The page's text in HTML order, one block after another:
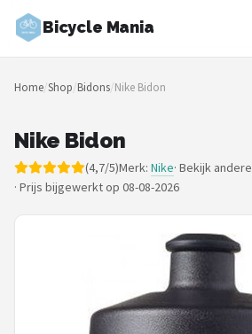
Bicycle Mania
Zoeken
NAVIGATIE
Merken
Blog
Kinderfietsen
Home/Shop/Bidons/Nike Bidon
Nike Bidon
(4,7/5)Merk: Nike· Bekijk andere
· Prijs bijgewerkt op 08-08-2026